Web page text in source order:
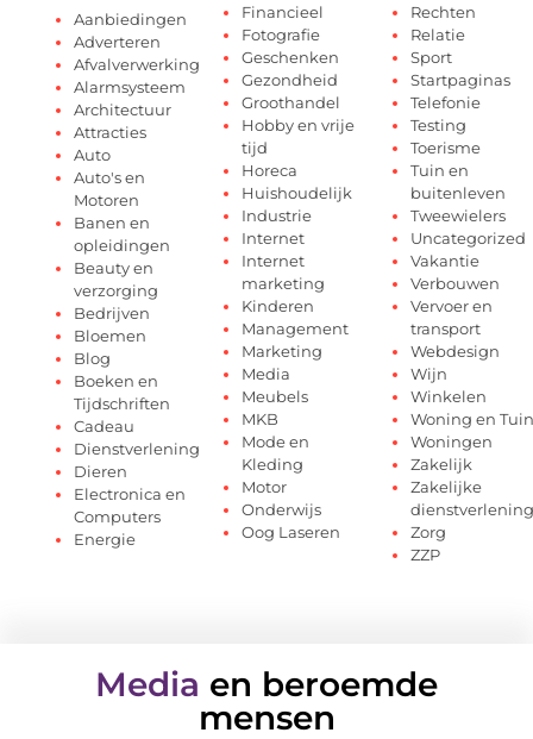
Aanbiedingen
Adverteren
Afvalverwerking
Alarmsysteem
Architectuur
Attracties
Auto
Auto's en
Motoren
Banen en
opleidingen
Beauty en
verzorging
Bedrijven
Bloemen
Blog
Boeken en
Tijdschriften
Cadeau
Dienstverlening
Dieren
Electronica en
Computers
Energie
Financieel
Fotografie
Geschenken
Gezondheid
Groothandel
Hobby en vrije
tijd
Horeca
Huishoudelijk
Industrie
Internet
Internet
marketing
Kinderen
Management
Marketing
Media
Meubels
MKB
Mode en
Kleding
Motor
Onderwijs
Oog Laseren
Rechten
Relatie
Sport
Startpaginas
Telefonie
Testing
Toerisme
Tuin en
buitenleven
Tweewielers
Uncategorized
Vakantie
Verbouwen
Vervoer en
transport
Webdesign
Wijn
Winkelen
Woning en Tuin
Woningen
Zakelijk
Zakelijke
dienstverlening
Zorg
ZZP
Media en beroemde
mensen